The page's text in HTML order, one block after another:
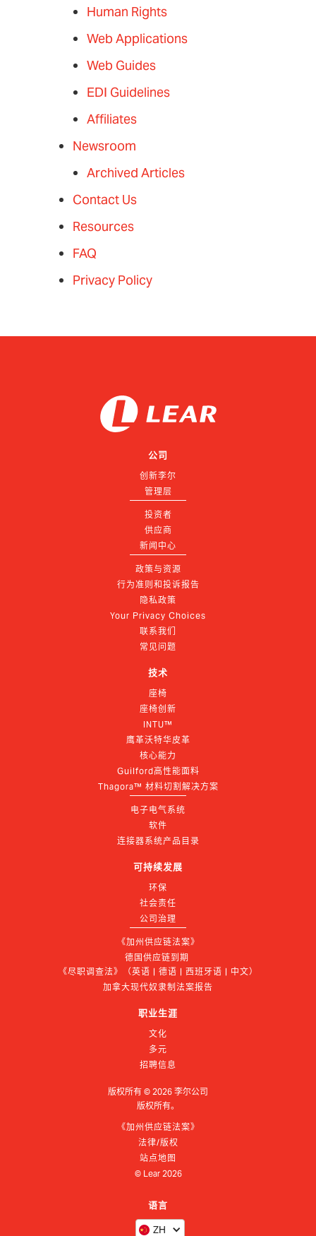
Human Rights
Web Applications
Web Guides
EDI Guidelines
Affiliates
Newsroom
Archived Articles
Contact Us
Resources
FAQ
Privacy Policy
公司
创新李尔
管理层
投资者
供应商
新闻中心
政策与资源
行为准则和投诉报告
隐私政策
Your Privacy Choices
联系我们
常见问题
技术
座椅
座椅创新
INTU™
鹰革沃特华皮革
核心能力
Guilford高性能面料
Thagora™ 材料切割解决方案
电子电气系统
软件
连接器系统产品目录
可持续发展
环保
社会责任
公司治理
《加州供应链法案》
德国供应链到期
《尽职调查法》（英语 | 德语 | 西班牙语 | 中文）
加拿大现代奴隶制法案报告
职业生涯
文化
多元
招聘信息
版权所有 © 2026 李尔公司
版权所有。
《加州供应链法案》
法律/版权
站点地图
© Lear 2026
语言
ZH